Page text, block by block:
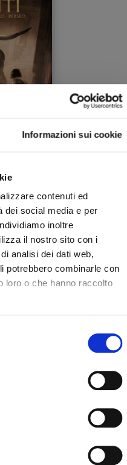
Informazioni sui cookie
contenuti ed
dei social media e per
inoltre
il nostro sito con i
analisi dei dati web,
potrebbero combinarle con
loro o che hanno raccolto
PERSEO